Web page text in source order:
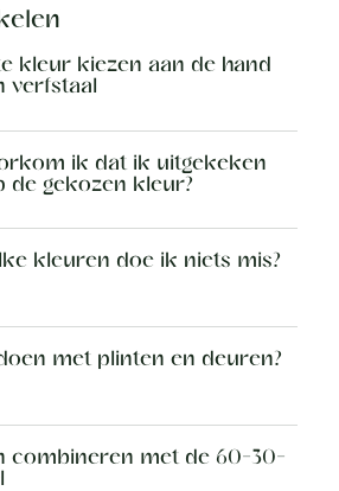
kleur kiezen aan de hand
verfstaal
ik dat ik uitgekeken
de gekozen kleur?
kleuren doe ik niets mis?
met plinten en deuren?
combineren met de 60-30-